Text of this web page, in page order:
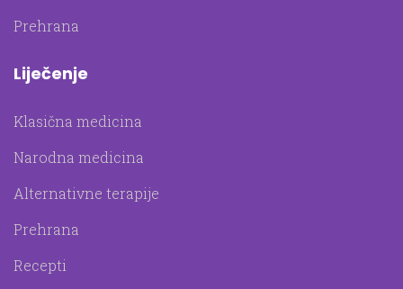
Prehrana
Liječenje
Klasična medicina
Narodna medicina
Alternativne terapije
Prehrana
Recepti